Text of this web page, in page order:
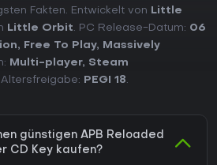
Fakten. Entwickelt von
Little
Little Orbit. PC Release-Datum: 06
, Free To Play,
Massively
Multi-player, Steam
Altersfreigabe: PEGI 18.
günstigen APB Reloaded
CD Key kaufen?